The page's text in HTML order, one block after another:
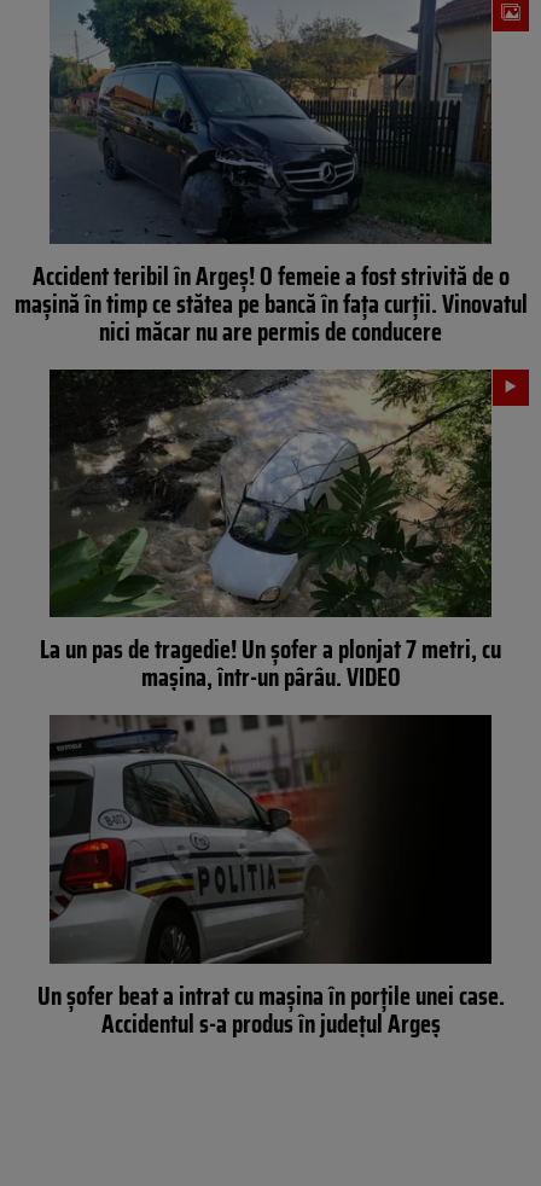
Accident teribil în Argeș! O femeie a fost strivită de o
mașină în timp ce stătea pe bancă în fața curții. Vinovatul
nici măcar nu are permis de conducere
La un pas de tragedie! Un șofer a plonjat 7 metri, cu
mașina, într-un pârâu. VIDEO
Un șofer beat a intrat cu mașina în porțile unei case.
Accidentul s-a produs în județul Argeș